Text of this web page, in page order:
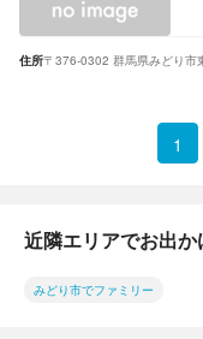
住所〒376-0302 群馬県みどり市
1
近隣エリアでお出か
みどり市でファミリー